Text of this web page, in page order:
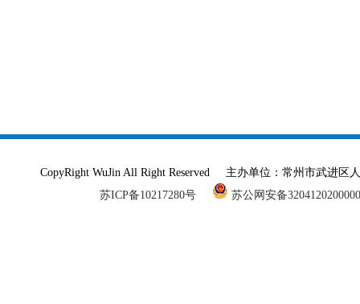
CopyRight WuJin All Right Reserved 主办单位：常州市武进
苏ICP备10217280号
苏公网安备